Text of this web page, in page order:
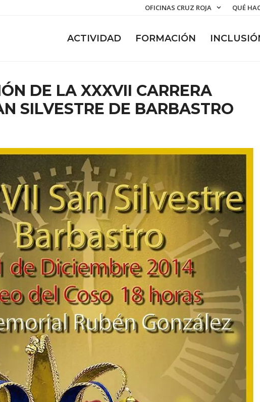
OFICINAS CRUZ ROJA QUÉ
ACTIVIDAD FORMACIÓN
DE LA XXXVII CARRERA
SILVESTRE DE BARBASTRO